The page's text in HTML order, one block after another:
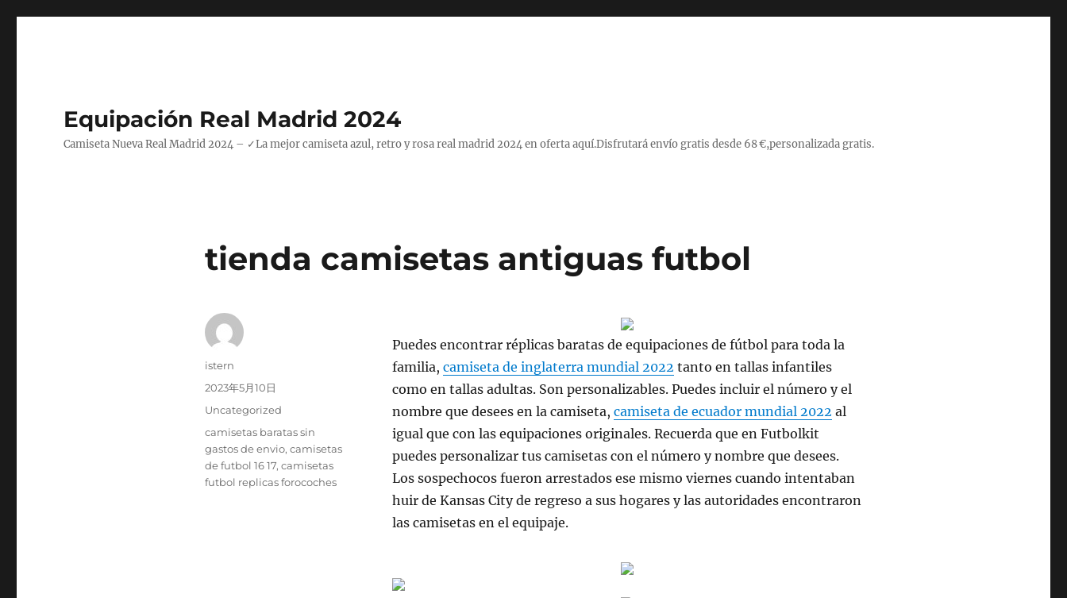
Equipación Real Madrid 2024
Camiseta Nueva Real Madrid 2024 – ✓La mejor camiseta azul, retro y rosa real madrid 2024 en oferta aquí.Disfrutará envío gratis desde 68 €,personalizada gratis.
tienda camisetas antiguas futbol
Puedes encontrar réplicas baratas de equipaciones de fútbol para toda la
familia,camiseta de inglaterra mundial 2022 tanto en tallas infantiles
como en tallas adultas. Son personalizables. Puedes incluir el número y el
nombre que desees en la camiseta,camiseta de ecuador mundial 2022 al
igual que con las equipaciones originales. Recuerda que en Futbolkit
puedes personalizar tus camisetas con el número y nombre que desees.
Los sospechocos fueron arrestados ese mismo viernes cuando intentaban
huir de Kansas City de regreso a sus hogares y las autoridades encontraron
las camisetas en el equipaje.
Autor
istern
Publicado
2023年5月10日
Categorías
Uncategorized
Etiquetas
camisetas baratas sin
gastos de envio, camisetas
de futbol 16 17, camisetas
futbol replicas forocoches